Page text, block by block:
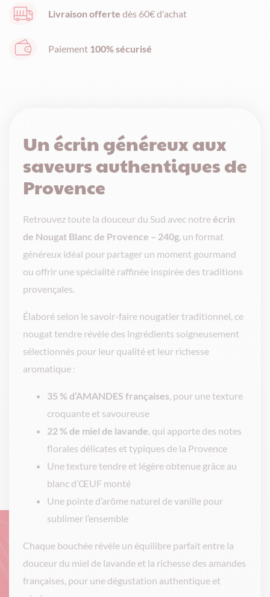
aux
Françaises
Livraison offerte dès 60€ d'achat
Paiement 100% sécurisé
Un écrin généreux aux
saveurs authentiques de
Provence
Retrouvez toute la douceur du Sud avec notreécrin
de Nougat Blanc de Provence – 240g, un format
généreux idéal pour partager un moment gourmand
ou offrir une spécialité raffinée inspirée des traditions
provençales.
Élaboré selon le savoir-faire nougatier traditionnel, ce
nougat tendre révèle des ingrédients soigneusement
sélectionnés pour leur qualité et leur richesse
aromatique :
35 % d’AMANDES françaises, pour une texture
croquante et savoureuse
22 % de miel de lavande, qui apporte des notes
florales délicates et typiques de la Provence
Une texture tendre et légère obtenue grâce au
blanc d’ŒUF monté
Une pointe d’arôme naturel de vanille pour
sublimer l’ensemble
Chaque bouchée révèle un équilibre parfait entre la
douceur du miel de lavande et la richesse des amandes
françaises, pour une dégustation authentique et